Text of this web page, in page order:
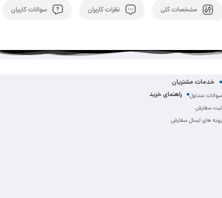
مشخصات کلی نظرات کاربران سوالات کاربران
خدمات مشتریان
سوالات متداول راهنمای خرید
ثبت سفارش
رویه های ارسال سفارش